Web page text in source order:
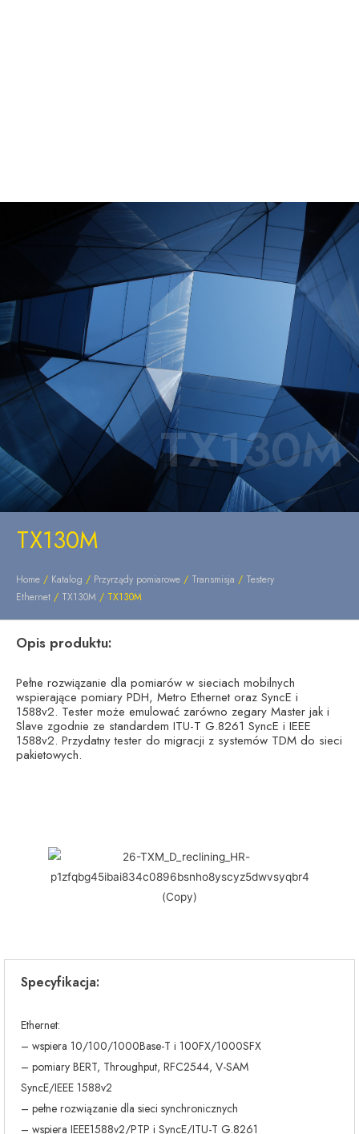
TX130M
TX130M
Home / Katalog / Przyrządy pomiarowe / Transmisja / Testery
Ethernet / TX130M / TX130M
Opis produktu:
Pełne rozwiązanie dla pomiarów w sieciach mobilnych
wspierające pomiary PDH, Metro Ethernet oraz SyncE i
1588v2. Tester może emulować zarówno zegary Master jak i
Slave zgodnie ze standardem ITU-T G.8261 SyncE i IEEE
1588v2. Przydatny tester do migracji z systemów TDM do sieci
pakietowych.
Specyfikacja:
Ethernet:
– wspiera 10/100/1000Base-T i 100FX/1000SFX
– pomiary BERT, Throughput, RFC2544, V-SAM
SyncE/IEEE 1588v2
– pełne rozwiązanie dla sieci synchronicznych
– wspiera IEEE1588v2/PTP i SyncE/ITU-T G.8261